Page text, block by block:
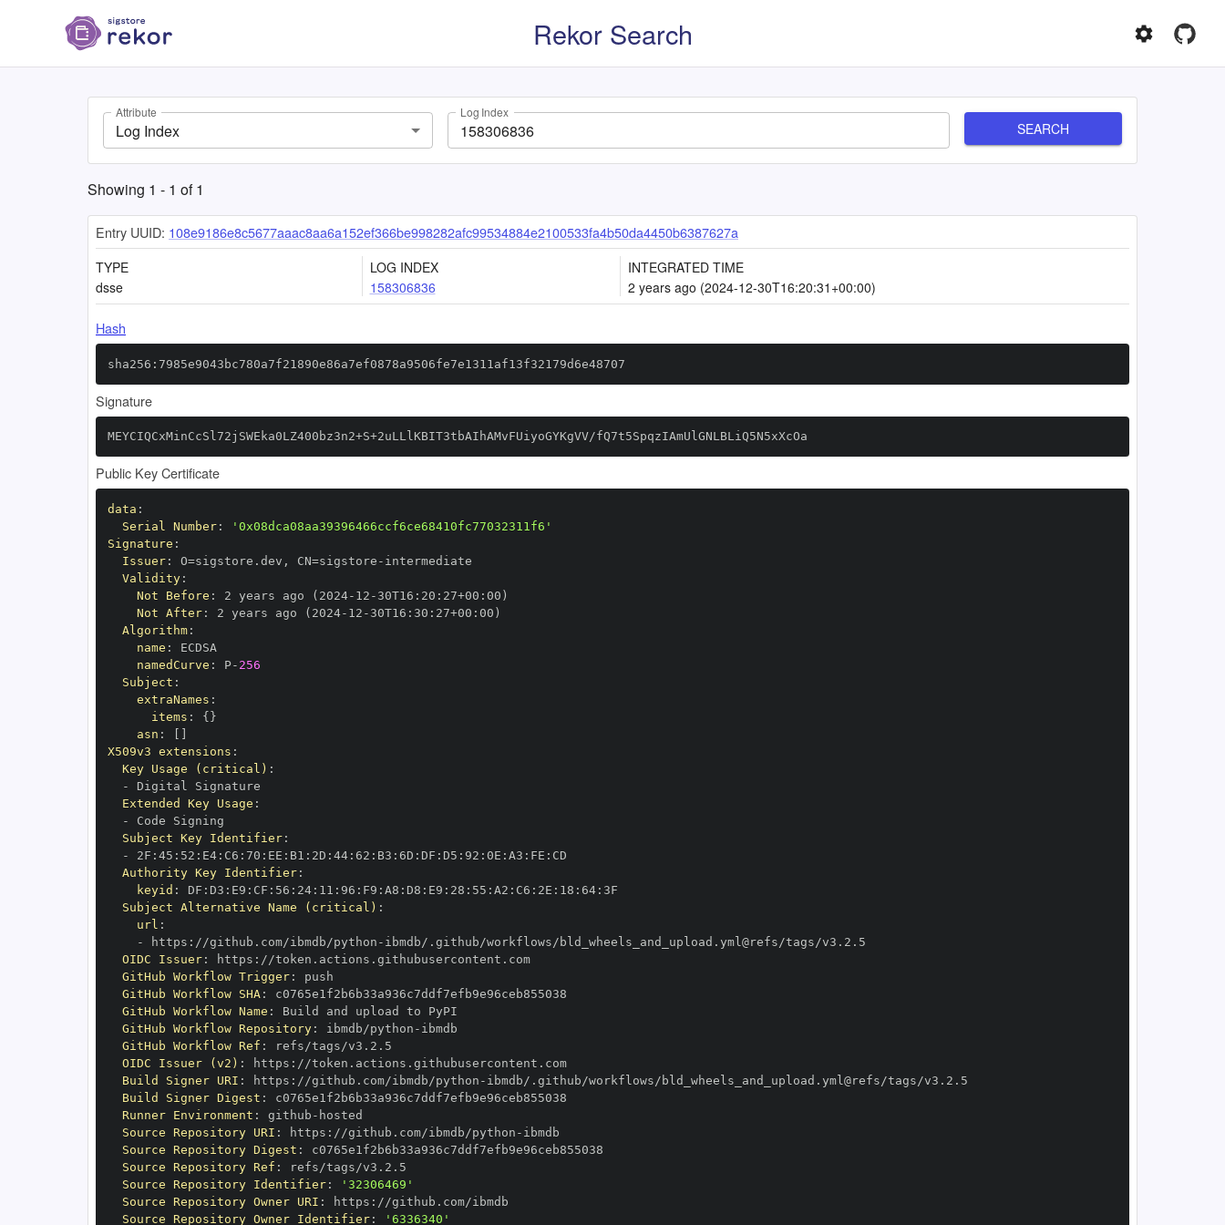
Rekor Search
Attribute
Log Index
Log Index
SEARCH
Showing 1 - 1 of1
Entry UUID: 108e9186e8c5677aaac8aa6a152ef366be998282afc99534884e2100533fa4b50da4450b6387627a
TYPE
dsse
LOG INDEX
158306836
INTEGRATED TIME
2 years ago (2024-12-30T16:20:31+00:00)
Hash
sha256:7985e9043bc780a7f21890e86a7ef0878a9506fe7e1311af13f32179d6e48707
Signature
MEYCIQCxMinCcSl72jSWEka0LZ400bz3n2+S+2uLLlKBIT3tbAIhAMvFUiyoGYKgVV/fQ7t5SpqzIAmUlGNLBLiQ5N5xXcOa
Public Key Certificate
data :
Serial Number:
'0x08dca08aa39396466ccf6ce68410fc77032311f6'
Signature :
Issuer: O=sigstore.dev , CN=sigstore -
Validity:
Not Before : 2 years ago (2024- 12 - 30T16 : 20 : 27+00 :
Not After: 2 years ago (2024- 12 - 30T16 : 30 : 27+00 :
Algorithm:
name :
namedCurve : P- 256
Subject :
extraNames :
items : { }
asn :
X509v3 extensions :
Key Usage (critical) :
-
Extended Key Usage :
-
Subject Key Identifier:
-
2F : 45 : 52 : E4: C6 : 70 : EE : B1 : 2D : 44: 62 : B3 : 6D : DF : D5 : 92 : 0E : A3 : FE :
Authority Key Identifier:
keyid : DF : D3 : E9 : CF : 56 : 24: 11 : 96 : F9 : A8 : D8 : E9 : 28 : 55 : A2 : C6 : 2E : 18 : 64:
Subject Alternative Name (critical) :
url :
-
https : //github.com/ibmdb/python -
OIDC Issuer: https :
//token.actions.githubusercontent.com
GitHub Workflow Trigger:
GitHub Workflow SHA:
GitHub Workflow Name :
GitHub Workflow Repository: ibmdb/python -
GitHub Workflow Ref :
OIDC Issuer (v2) : https :
//token.actions.githubusercontent.com
Build Signer URI : https : //github.com/ibmdb/python -
Build Signer Digest :
Runner Environment : github -
Source Repository URI : https : //github.com/ibmdb/python -
Source Repository Digest :
Source Repository Ref :
Source Repository Identifier:
'32306469'
Source Repository Owner URI : https :
Source Repository Owner Identifier: '6336340'